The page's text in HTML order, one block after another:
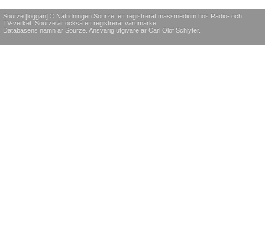
Sourze [loggan] © Nättidningen Sourze, ett registrerat massmedium hos Radio- och
TV-verket. Sourze är också ett registrerat varumärke.
Databasens namn är Sourze. Ansvarig utgivare är Carl Olof Schlyter.